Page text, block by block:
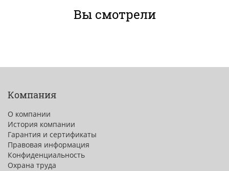
Вы смотрели
Компания
О компании
История компании
Гарантия и сертификаты
Правовая информация
Конфиденциальность
Охрана труда